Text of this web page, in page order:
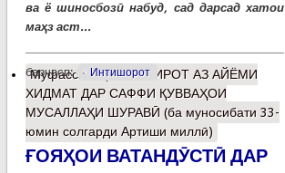
ва ё шиносбозӣ набуд, сад дарсад хатои
маҳз аст...
барчасп: Интишорот
Муфассалтаро ХОТИРОТ АЗ АЙЁМИ
ХИДМАТ ДАР САФФИ ҚУВВАҲОИ
МУСАЛЛАҲИ ШУРАВӢ (ба муносибати 33-
юмин солгарди Артиши миллӣ)
ҒОЯҲОИ ВАТАНДӮСТӢ ДАР